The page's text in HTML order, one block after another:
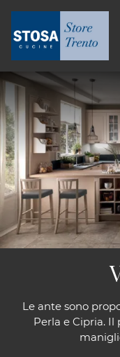
Le ante sono
Perla e Cipria.